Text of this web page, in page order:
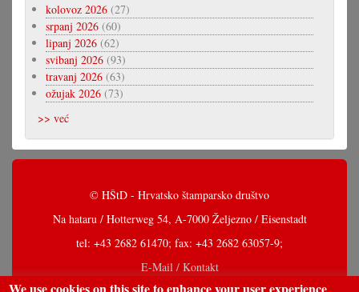
kolovoz 2026 (27)
srpanj 2026 (60)
lipanj 2026 (62)
svibanj 2026 (93)
travanj 2026 (63)
ožujak 2026 (73)
>> već
© HŠtD - Hrvatsko štamparsko društvo
Na hataru / Hotterweg 54, A-7000 Željezno / Eisenstadt
tel: +43 2682 61470; fax: +43 2682 63057-9;
E-Mail / Kontakt